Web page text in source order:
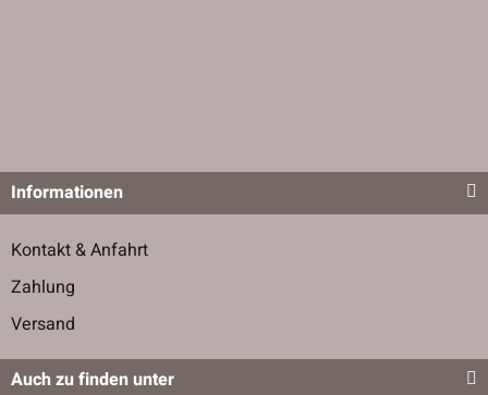
Informationen
Kontakt & Anfahrt
Zahlung
Versand
Auch zu finden unter